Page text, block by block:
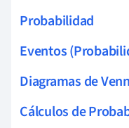
Probabilidad
Eventos
Diagramas de Venn
Cálculos de